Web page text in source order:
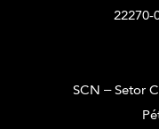
22270-
SCN – Setor